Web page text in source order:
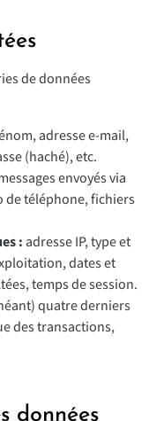
de données
adresse e-mail,
(haché), etc.
envoyés via
de téléphone, fichiers
: adresse IP, type et
dates et
temps de session.
quatre derniers
des transactions,
données